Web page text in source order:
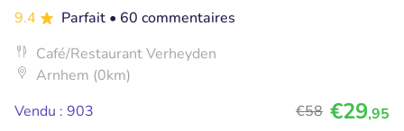
9.4
Parfait • 60 commentaires
Café/Restaurant Verheyden
Arnhem (0km)
Vendu : 903
€58 €29,95